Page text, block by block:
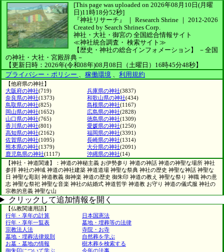
[This page was uploaded on 2026年08月10日(月曜
日)11時18分52秒]
『神社リサーチ』 ｜ Research Shrine ｜ 2012-2026
Created by Search Shrines Corp.
神社・大社・御宮の 全国総合情報サイト
≪神社統合調査・ 検索サイト≫
【歴史・神社の総合インフォメーション】
－全国
の神社・大社・宮殿辞典－
【更新日時：2026年(令和08年)08月08日（土曜日）16時45分48秒】
プライバシー・ポリシー
稼働環境 利用規約
【他府県の神社】
大阪府の神社(719) 兵庫県の神社(3837)
奈良県の神社(1373) 和歌山県の神社(434)
鳥取県の神社(825) 島根県の神社(1167)
岡山県の神社(1652) 広島県の神社(2828)
山口県の神社(765) 徳島県の神社(1309)
香川県の神社(801) 愛媛県の神社(1250)
高知県の神社(2162) 福岡県の神社(3391)
佐賀県の神社(1095) 長崎県の神社(1314)
熊本県の神社(1379) 大分県の神社(2091)
鹿児島県の神社(1117) 沖縄県の神社(14)
【神社・神道関連】：神道の神秘主義 お伊勢参り 神道の神話 神道の神聖な場所 神社
参拝 神社の神域 神道の神社建築 神道道場 神聖な祭典 神社の歴史 神聖な神話 神聖な
日 神聖な彫刻 神道教義 御神楽 神道の歴史 御朱印 神道の教え 神聖な祭り 神職 神の意
志 神聖な祭祀 神聖な音楽 神社の結婚式 神道哲学 神道教 お守り 神道の儀式服 神社の
宗教的意義 神聖な山
クリックして追加情報を開く
【仏教関連用語】
行年・享年の計算
日本国憲法
行年・享年一覧表
墓地・埋葬等の法律
宗教法人法
寺院・お寺
墓地・埋葬法律規則
自然葬を学ぶ
お墓・墓地の情報
樹木葬を検索する
御朱印について学ぶ
今年の法事